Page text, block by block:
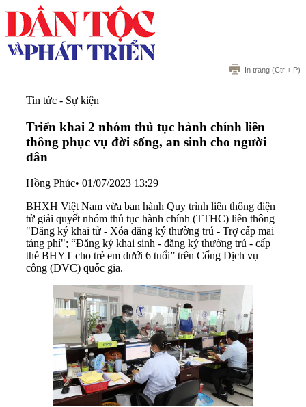
In trang (Ctr + P)
Tin tức - Sự kiện
Triển khai 2 nhóm thủ tục hành chính liên
thông phục vụ đời sống, an sinh cho người
dân
Hồng Phúc• 01/07/2023 13:29
BHXH Việt Nam vừa ban hành Quy trình liên thông điện
tử giải quyết nhóm thủ tục hành chính (TTHC) liên thông
"Đăng ký khai tử - Xóa đăng ký thường trú - Trợ cấp mai
táng phí"; “Đăng ký khai sinh - đăng ký thường trú - cấp
thẻ BHYT cho trẻ em dưới 6 tuổi” trên Cổng Dịch vụ
công (DVC) quốc gia.